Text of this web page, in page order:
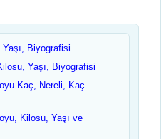
Biyografisi
Yaşı, Biyografisi
Kaç, Nereli, Kaç
Kilosu, Yaşı ve